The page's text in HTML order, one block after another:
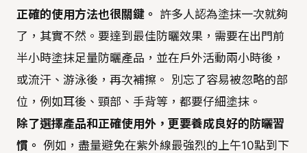
正確的使用方法也很關鍵。 許多人認為塗抹一次就夠
了，其實不然。要達到最佳防曬效果，需要在出門前
半小時塗抹足量防曬產品，並在戶外活動兩小時後，
或流汗、游泳後，再次補擦。 別忘了容易被忽略的部
位，例如耳後、頸部、手背等，都要仔細塗抹。
除了選擇產品和正確使用外，更要養成良好的防曬習
慣。 例如，盡量避免在紫外線最強烈的上午10點到下